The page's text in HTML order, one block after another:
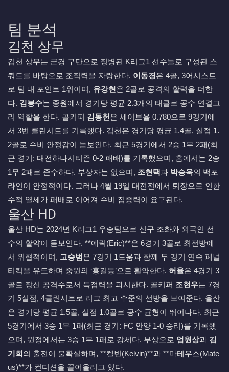
팀 분석
김천 상무
김천 상무는 군경 구단으로 징병된 K리그1 선수들로 구성된 스
쿼드를 바탕으로 조직력을 자랑한다. 이동경은 4골, 3어시스트
로 팀 내 포인트 1위이며, 유강현은 2골로 공격의 활력을 더한
다. 김봉수는 중원에서 경기당 평균 2.3개의 태클로 공수 연결고
리 역할을 한다. 골키퍼 김동헌은 세이브율 0.780으로 9경기에
서 3번 클린시트를 기록했다. 김천은 경기당 평균 1.4골, 실점 1.
2골로 수비 안정감이 돋보인다. 최근 5경기에서 2승 1무 2패(최
근 경기: 대전하나시티즌 0-2 패배)를 기록했으며, 홈에서는 2승
1무 2패로 준수하다. 부상자는 없으며, 조현택과 박승욱의 백포
라인이 안정적이다. 그러나 4월 19일 대전전에서 퇴장으로 인한
수적 열세가 패배로 이어져 수비 집중력이 요구된다.
울산 HD
울산 HD는 2024년 K리그1 우승팀으로 신구 조화와 외국인 선
수의 활약이 돋보인다. **에릭(Eric)**은 6경기 3골로 최전방에
서 위협적이며, 고승범은 7경기 1도움과 함께 두 경기 연속 페널
티킥을 유도하며 중원의 ‘홍길동’으로 활약한다. 허율은 4경기 3
골로 장신 공격수로서 득점력을 과시한다. 골키퍼 조현우는 7경
기 5실점, 4클린시트로 리그 최고 수준의 선방을 보여준다. 울산
은 경기당 평균 1.5골, 실점 1.0골로 공수 균형이 뛰어나다. 최근
5경기에서 3승 1무 1패(최근 경기: FC 안양 1-0 승리)를 기록했
으며, 원정에서는 3승 1무 1패로 강세다. 부상으로 엄원상과 김
기희의 출전이 불확실하며, **켈빈(Kelvin)**과 **마테우스(Mate
us)**가 컨디션을 끌어올리고 있다.